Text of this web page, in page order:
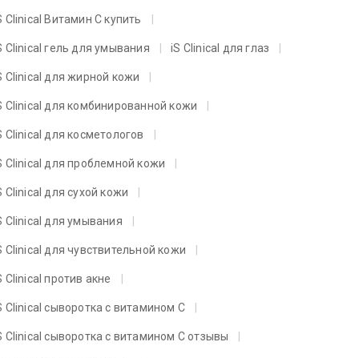
Clinical Витамин C купить
Clinical гель для умывания iS Clinical для глаз
Clinical для жирной кожи
Clinical для комбинированной кожи
Clinical для косметологов
Clinical для проблемной кожи
Clinical для сухой кожи
Clinical для умывания
Clinical для чувствительной кожи
Clinical против акне
Clinical сыворотка с витамином C
Clinical сыворотка с витамином C отзывы